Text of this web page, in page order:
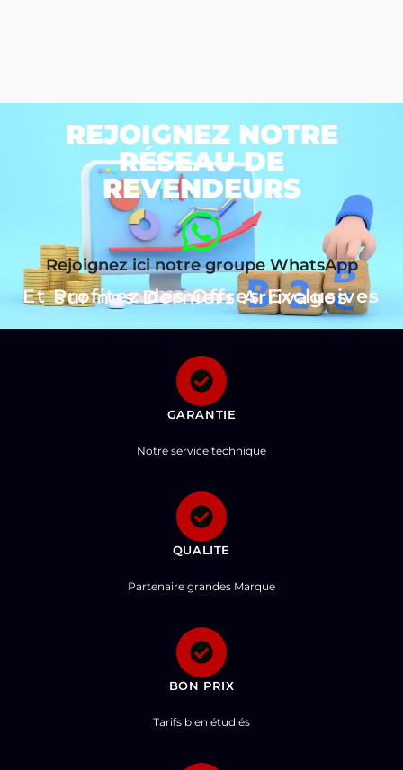
REJOIGNEZ NOTRE
RÉSEAU DE
REVENDEURS
Rejoignez ici notre groupe WhatsApp
Et Profitez des Offres Exclusives sur nos Derniers Arrivages
GARANTIE
Notre service technique
QUALITE
Partenaire grandes Marque
BON PRIX
Tarifs bien étudiés